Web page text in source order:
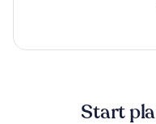
飯
(5316)
Start